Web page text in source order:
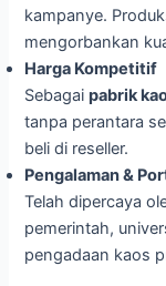
kampanye.
mengorbankan
Harga Kompetitif
Sebagaipabrik
tanpa perantara
beli di reseller.
Pengalaman &
Telah dipercaya
pemerintah,
pengadaan kaos